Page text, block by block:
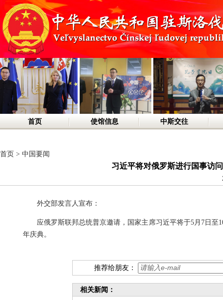
首页 使馆信息 中斯交往
首页 > 中国要闻
习近平将对俄罗斯进行国事访
外交部发言人宣布：
应俄罗斯联邦总统普京邀请，国家主席习近平将于5月7日
年庆典。
推荐给朋友：
相关新闻：